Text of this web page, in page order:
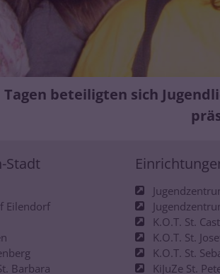
beteiligten sich
Stadt
Eilendorf
Barbara
K.O.T. St.
K.O.T. St.
K.O.T. St.
KiJuZe St.